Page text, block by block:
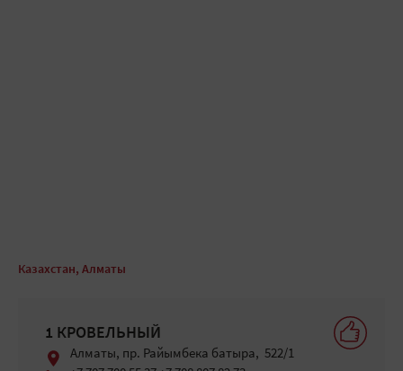
Казахстан, Алматы
1 КРОВЕЛЬНЫЙ
Алматы, пр. Райымбека батыра, 522/1